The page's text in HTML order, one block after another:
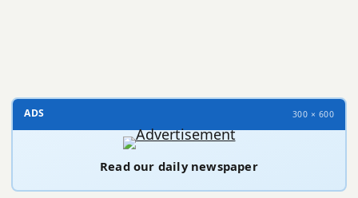
ADS 300 × 600
Read our daily newspaper